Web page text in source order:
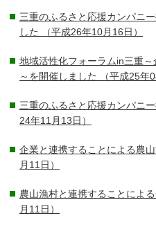
三重のふるさと応援カンパニ
した
（平成26年10月16日）
地域活性化フォーラムin三重
～を開催しました
（平成25年
三重のふるさと応援カンパニ
24年11月13日）
企業と連携することによる農
月11日）
農山漁村と連携することによ
月11日）